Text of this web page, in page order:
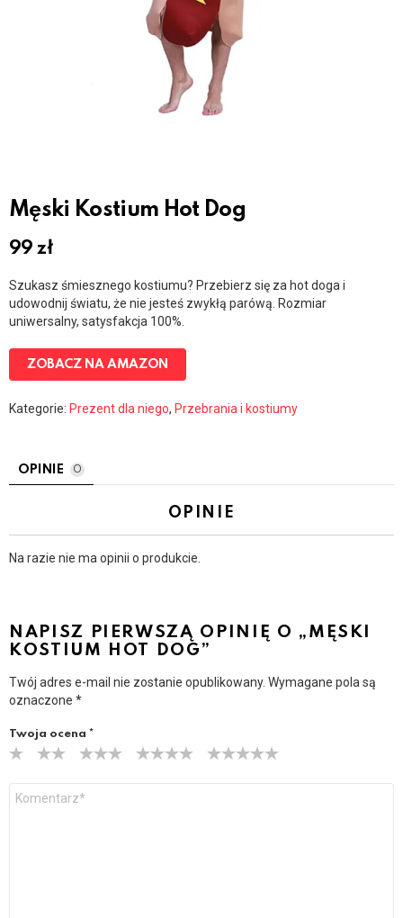
Męski Kostium Hot Dog
99zł
Szukasz śmiesznego kostiumu? Przebierz się za hot doga i
udowodnij światu, że nie jesteś zwykłą parówą. Rozmiar
uniwersalny, satysfakcja 100%.
ZOBACZ NA AMAZON
Kategorie: Prezent dla niego, Przebrania i kostiumy
OPINIE 0
OPINIE
Na razie nie ma opinii o produkcie.
NAPISZ PIERWSZĄ OPINIĘ O „MĘSKI
KOSTIUM HOT DOG”
Twój adres e-mail nie zostanie opublikowany. Wymagane pola są
oznaczone *
Twoja ocena *
o